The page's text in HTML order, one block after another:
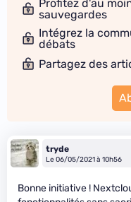
Profitez d'au
sauvegardes
Intégrez la
débats
Partagez des
tryde
Le 06/05/2021 à 10h56
Bonne initiative !